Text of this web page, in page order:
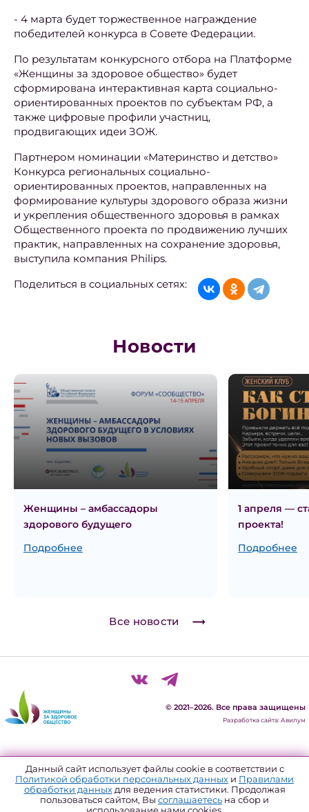
- 4 марта будет торжественное награждение
победителей конкурса в Совете Федерации.
По результатам конкурсного отбора на Платформе
«Женщины за здоровое общество» будет
сформирована интерактивная карта социально-
ориентированных проектов по субъектам РФ, а
также цифровые профили участниц,
продвигающих идеи ЗОЖ.
Партнером номинации «Материнство и детство»
Конкурса региональных социально-
ориентированных проектов, направленных на
формирование культуры здорового образа жизни
и укрепления общественного здоровья в рамках
Общественного проекта по продвижению лучших
практик, направленных на сохранение здоровья,
выступила компания Philips.
Поделиться в социальных сетях:
Новости
Женщины – амбассадоры
здорового будущего
Подробнее
1 апреля —
проекта!
Подробнее
Все новости
© 2021–2026. Все права защищены
Разработка сайта: Авилум
Политика конфиденциальности
Согласие на обработку персональных данных
Политика использования файлов куки
Данный сайт использует файлы cookie в соответствии с
Политикой обработки персональных данных и Правилами
обработки данныхдля ведения статистики. Продолжая
пользоваться сайтом, Вы соглашаетесь на сбор и